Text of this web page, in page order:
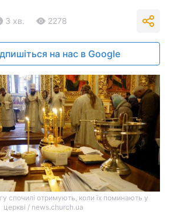
3 хв. 2278
на нас в Google
спочилі отримують, коли їх поминають у
церкві / news.church.ua